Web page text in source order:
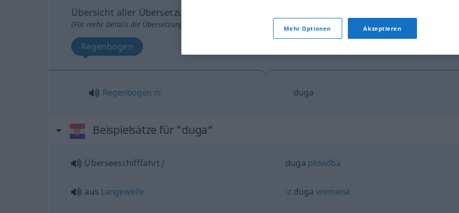
Übersicht aller Übersetzungen
(Für mehr Details die Übersetzung anklicken/antippen)
Regenbogen
Regenbogen m duga
Beispielsätze für "duga"
Überseeschifffahrt f duga plovidba
aus Langeweile iz duga vremena
Mehr Optionen Akzeptieren